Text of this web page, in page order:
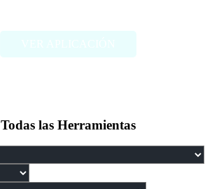
Todas las Herramientas